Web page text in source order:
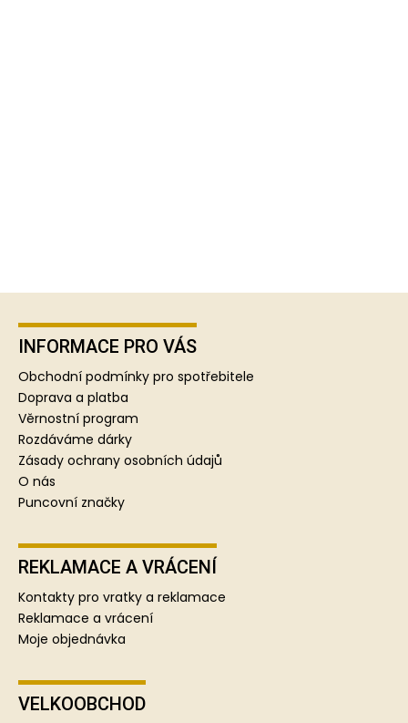
Z
INFORMACE PRO VÁS
Obchodní podmínky pro spotřebitele
Doprava a platba
Věrnostní program
Rozdáváme dárky
Zásady ochrany osobních údajů
O nás
Puncovní značky
REKLAMACE A VRÁCENÍ
Kontakty pro vratky a reklamace
Reklamace a vrácení
Moje objednávka
VELKOOBCHOD